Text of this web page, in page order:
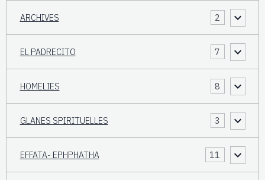
ARCHIVES 2
EL PADRECITO 7
HOMELIES 8
GLANES SPIRITUELLES 3
EFFATA- EPHPHATHA 11